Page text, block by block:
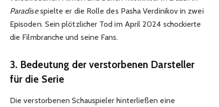
Paradisespielte er die Rolle des Pasha Verdinikov in zwei
Episoden. Sein plötzlicher Tod im April 2024 schockierte
die Filmbranche und seine Fans.
3. Bedeutung der verstorbenen Darsteller
für die Serie
Die verstorbenen Schauspieler hinterließen eine